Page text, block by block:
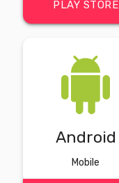
PLAY STORE
Android
Mobile